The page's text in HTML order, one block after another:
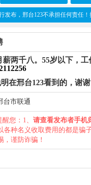
，邢台123不承担任何责任！
薪两千八。55岁以下，
在邢台123看到的，谢谢
台市联通
您：1、 请查看发布者手机
种名义收取费用的都是骗子
，谨防诈骗！